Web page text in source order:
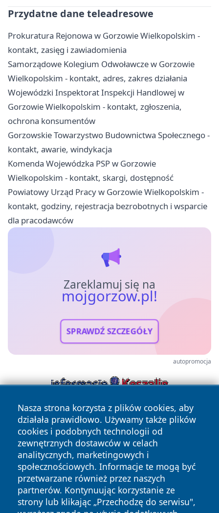
Przydatne dane teleadresowe
Prokuratura Rejonowa w Gorzowie Wielkopolskim -
kontakt, zasięg i zawiadomienia
Samorządowe Kolegium Odwoławcze w Gorzowie
Wielkopolskim - kontakt, adres, zakres działania
Wojewódzki Inspektorat Inspekcji Handlowej w
Gorzowie Wielkopolskim - kontakt, zgłoszenia,
ochrona konsumentów
Gorzowskie Towarzystwo Budownictwa Społecznego -
kontakt, awarie, windykacja
Komenda Wojewódzka PSP w Gorzowie
Wielkopolskim - kontakt, skargi, dostępność
Powiatowy Urząd Pracy w Gorzowie Wielkopolskim -
kontakt, godziny, rejestracja bezrobotnych i wsparcie
dla pracodawców
Zareklamuj się na
mojgorzow.pl!
SPRAWDŹ SZCZEGÓŁY
autopromocja
Nasza strona korzysta z plików cookies, aby
działała prawidłowo. Używamy także plików
cookies i podobnych technologii od
zewnętrznych dostawców w celach
analitycznych, marketingowych i
społecznościowych. Informacje te mogą być
przetwarzane również przez naszych
partnerów. Kontynuując korzystanie ze
strony lub klikając „Przechodzę do serwisu",
Copyright © 2026 mojgorzow.pl Wszystkie prawa zastrzeżone.
Polityka
Polityka